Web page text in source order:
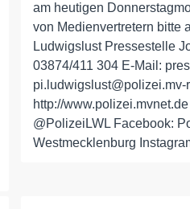
am heutigen
von Medienvertretern bitte
Ludwigslust Pressestelle
03874/411 304 E-Mail:
pi.ludwigslust@polizei.mv-
http://
@PolizeiLWL Facebook:
Westmecklenburg